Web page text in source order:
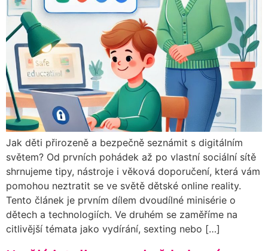
Jak děti přirozeně a bezpečně seznámit s digitálním
světem? Od prvních pohádek až po vlastní sociální sítě
shrnujeme tipy, nástroje i věková doporučení, která vám
pomohou neztratit se ve světě dětské online reality.
Tento článek je prvním dílem dvoudílné minisérie o
dětech a technologiích. Ve druhém se zaměříme na
citlivější témata jako vydírání, sexting nebo […]